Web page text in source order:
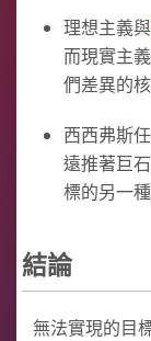
理想主義與
而現實主
們差異的
西西弗斯
遠推著巨
標的另一
結論
無法實現的目